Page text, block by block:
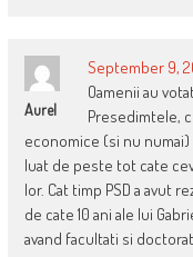
Aurel
September 9,
Oamenii au
Presedimtele,
economice (si nu numai)
luat de peste tot cate
lor. Cat timp PSD a avut
de cate 10 ani ale lui
avand facultati si